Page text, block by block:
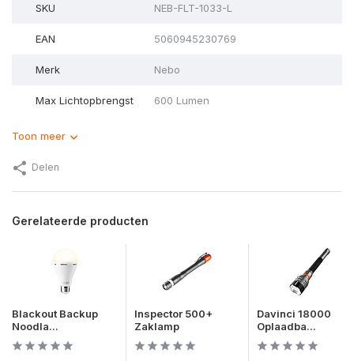
SKU NEB-FLT-1033-L
EAN 5060945230769
Merk Nebo
Max Lichtopbrengst 600 Lumen
Toon meer
Delen
Gerelateerde producten
Blackout Backup
Noodla...
Inspector 500+
Zaklamp
Davinci 18000
Oplaadba...